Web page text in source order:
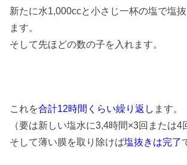
新たに水1,000ccと小さじ一杯の塩で塩
ます。
そして先ほどの数の子を入れます。
これを合計12時間くらい繰り返し ます。
（要は新しい塩水に3,4時間×3回または4
そして薄い膜を取り除けば塩抜きは完了